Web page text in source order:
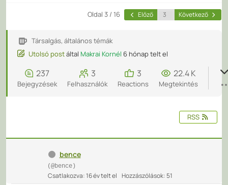
Oldal 3 / 16 Előző Következő
Társalgás, általános témák
Utolsó postáltal Makrai Kornél 6 hónap telt el
237
Bejegyzések
3
Felhasználók
3
Reactions
22.4 K
Megtekintés
RSS
bence
(@bence)
Csatlakozva: 16 év telt el Hozzászólások: 51